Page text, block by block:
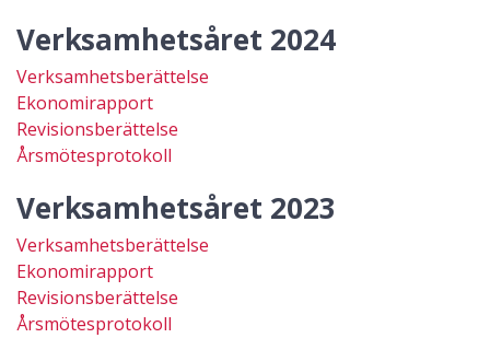
Verksamhetsåret 2024
Verksamhetsberättelse
Ekonomirapport
Revisionsberättelse
Årsmötesprotokoll
Verksamhetsåret 2023
Verksamhetsberättelse
Ekonomirapport
Revisionsberättelse
Årsmötesprotokoll